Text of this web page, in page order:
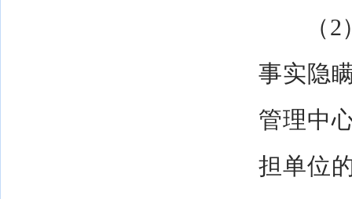
（2）
事实隐
管理中
担单位